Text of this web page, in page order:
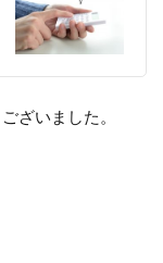
ざいました。